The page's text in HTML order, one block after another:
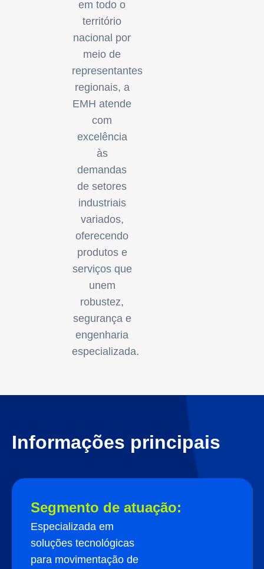
em todo o
território
nacional por
meio de
representantes
regionais, a
EMH atende
com
excelência
às
demandas
de setores
industriais
variados,
oferecendo
produtos e
serviços que
unem
robustez,
segurança e
engenharia
especializada.
Informações principais
Segmento de atuação:
Especializada em
soluções tecnológicas
para movimentação de